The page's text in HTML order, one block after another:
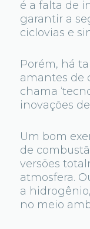
é a falta de
garantir a
ciclovias e
Porém, há
amantes de
chama
inovações
Um bom
de
versões
atmosfera.
a
no meio